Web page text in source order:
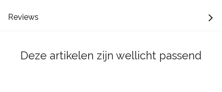
Reviews
Deze artikelen zijn wellicht passend